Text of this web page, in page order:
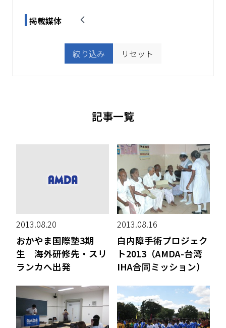
掲載媒体
絞り込み リセット
記事一覧
2013.08.20
おかやま国際塾3期
生 海外研修先・スリ
ランカへ出発
2013.08.16
白内障手術プロジェク
ト2013（AMDA-台湾
IHA合同ミッション）